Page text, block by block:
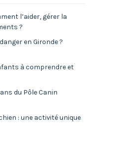
l’aider, gérer la
?
en Gironde ?
à comprendre et
du Pôle Canin
: une activité unique